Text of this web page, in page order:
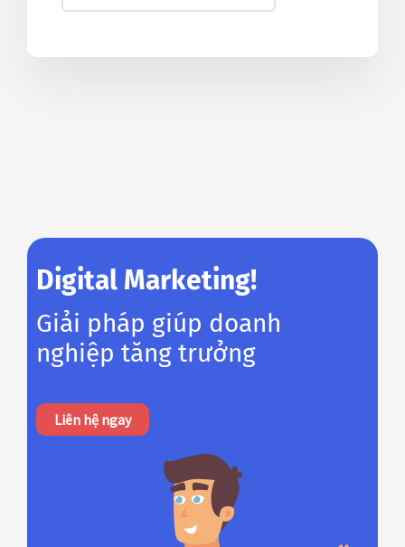
Digital Marketing!
Giải pháp giúp doanh
nghiệp tăng trưởng
Liên hệ ngay